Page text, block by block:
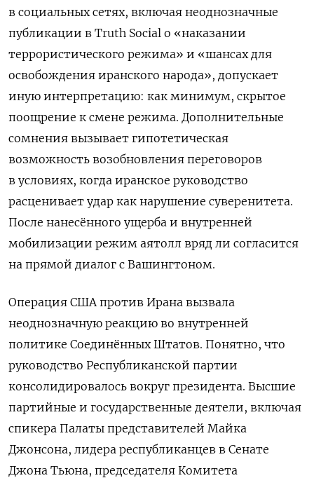
в социальных сетях, включая неоднозначные
публикации в Truth Social о «наказании
террористического режима» и «шансах для
освобождения иранского народа», допускает
иную интерпретацию: как минимум, скрытое
поощрение к смене режима. Дополнительные
сомнения вызывает гипотетическая
возможность возобновления переговоров
в условиях, когда иранское руководство
расценивает удар как нарушение суверенитета.
После нанесённого ущерба и внутренней
мобилизации режим аятолл вряд ли согласится
на прямой диалог с Вашингтоном.
Операция США против Ирана вызвала
неоднозначную реакцию во внутренней
политике Соединённых Штатов. Понятно, что
руководство Республиканской партии
консолидировалось вокруг президента. Высшие
партийные и государственные деятели, включая
спикера Палаты представителей Майка
Джонсона, лидера республиканцев в Сенате
Джона Тьюна, председателя Комитета